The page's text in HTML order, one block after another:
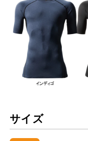
サイズ